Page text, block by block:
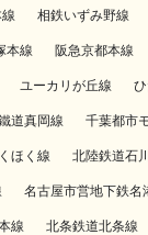
相鉄いずみ野線
本線 阪急京都本線
ユーカリが丘線
道真岡線 千葉都市
ほく線 北陸鉄道石
名古屋市営地下鉄名
線 北条鉄道北条線